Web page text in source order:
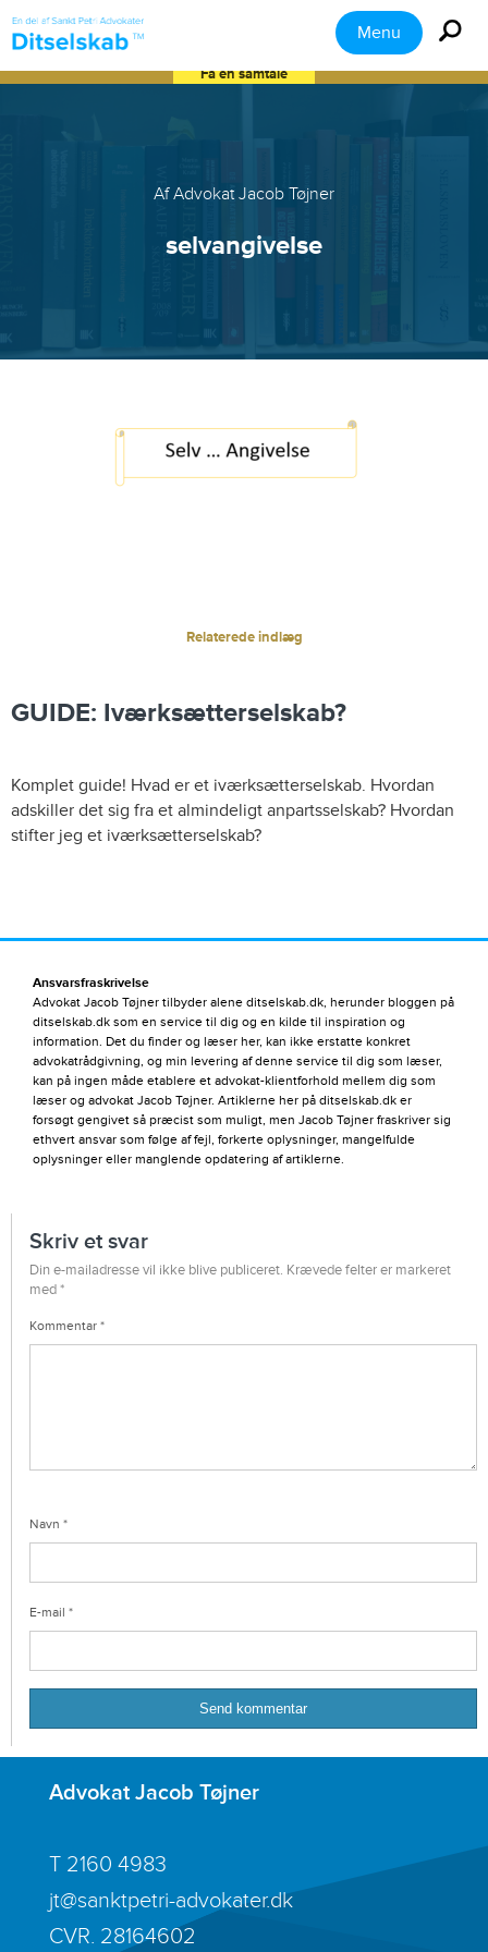
Menu
Af Advokat Jacob Tøjner
selvangivelse
Få en samtale
Relaterede indlæg
GUIDE: Iværksætterselskab?
Komplet guide! Hvad er et iværksætterselskab. Hvordan
adskiller det sig fra et almindeligt anpartsselskab? Hvordan
stifter jeg et iværksætterselskab?
Ansvarsfraskrivelse
Advokat Jacob Tøjner tilbyder alene ditselskab.dk, herunder bloggen på
ditselskab.dk som en service til dig og en kilde til inspiration og
information. Det du finder og læser her, kan ikke erstatte konkret
advokatrådgivning, og min levering af denne service til dig som læser,
kan på ingen måde etablere et advokat-klientforhold mellem dig som
læser og advokat Jacob Tøjner. Artiklerne her på ditselskab.dk er
forsøgt gengivet så præcist som muligt, men Jacob Tøjner fraskriver sig
ethvert ansvar som følge af fejl, forkerte oplysninger, mangelfulde
oplysninger eller manglende opdatering af artiklerne.
Skriv et svar
Din e-mailadresse vil ikke blive publiceret. Krævede felter er markeret
med*
Kommentar *
Navn *
E-mail *
Advokat Jacob Tøjner
T 2160 4983
jt@sanktpetri-advokater.dk
CVR. 28164602